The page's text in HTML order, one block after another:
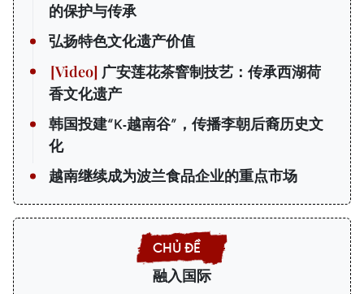
的保护与传承
弘扬特色文化遗产价值
广安莲花茶窨制技艺：传承西湖荷
香文化遗产
韩国投建“K-越南谷”，传播李朝后裔历史文
化
越南继续成为波兰食品企业的重点市场
融入国际